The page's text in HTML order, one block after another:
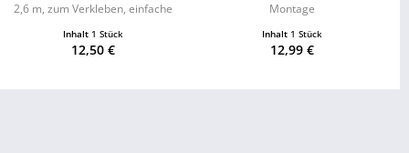
2,6 m, zum Verkleben, einfache
Inhalt 1 Stück
12,50 €
Montage
Inhalt 1 Stück
12,99 €